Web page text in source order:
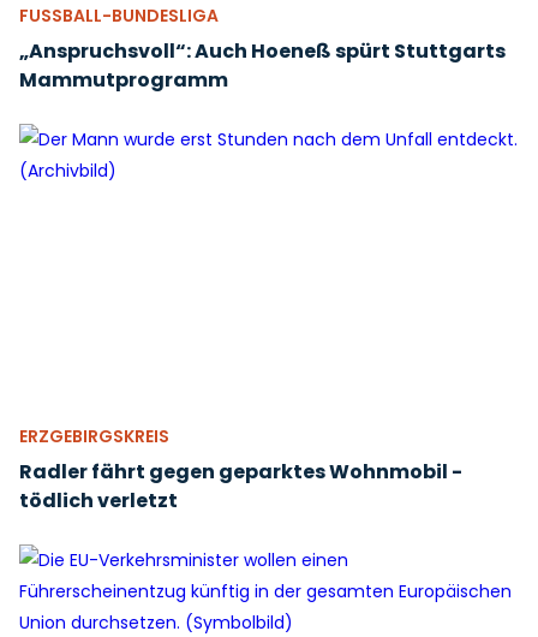
FUSSBALL-BUNDESLIGA
„Anspruchsvoll“: Auch Hoeneß spürt Stuttgarts
Mammutprogramm
ERZGEBIRGSKREIS
Radler fährt gegen geparktes Wohnmobil -
tödlich verletzt